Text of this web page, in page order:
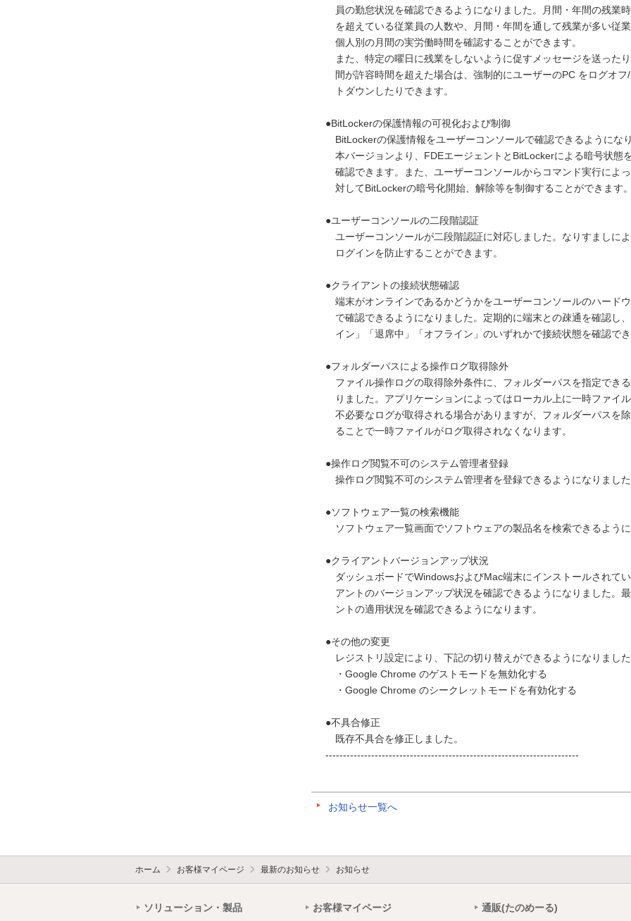
員の勤怠状況を確認できるようになりました。月間・年間の残業
を超えている従業員の人数や、月間・年間を通して残業が多い従
個人別の月間の実労働時間を確認することができます。
また、特定の曜日に残業をしないように促すメッセージを送った
間が許容時間を超えた場合は、強制的にユーザーのPC をログオフ
トダウンしたりできます。
●BitLockerの保護情報の可視化および制御
BitLockerの保護情報をユーザーコンソールで確認できるようにな
本バージョンより、FDEエージェントとBitLockerによる暗号状態
確認できます。また、ユーザーコンソールからコマンド実行によ
対してBitLockerの暗号化開始、解除等を制御することができます
●ユーザーコンソールの二段階認証
ユーザーコンソールが二段階認証に対応しました。なりすましに
ログインを防止することができます。
●クライアントの接続状態確認
端末がオンラインであるかどうかをユーザーコンソールのハード
で確認できるようになりました。定期的に端末との疎通を確認し
イン」「退席中」「オフライン」のいずれかで接続状態を確認で
●フォルダーパスによる操作ログ取得除外
ファイル操作ログの取得除外条件に、フォルダーパスを指定でき
りました。アプリケーションによってはローカル上に一時ファイ
不必要なログが取得される場合がありますが、フォルダーパスを
ることで一時ファイルがログ取得されなくなります。
●操作ログ閲覧不可のシステム管理者登録
操作ログ閲覧不可のシステム管理者を登録できるようになりまし
●ソフトウェア一覧の検索機能
ソフトウェア一覧画面でソフトウェアの製品名を検索できるよう
●クライアントバージョンアップ状況
ダッシュボードでWindowsおよびMac端末にインストールされて
アントのバージョンアップ状況を確認できるようになりました。
ントの適用状況を確認できるようになります。
●その他の変更
レジストリ設定により、下記の切り替えができるようになりまし
・Google Chrome のゲストモードを無効化する
・Google Chrome のシークレットモードを有効化する
●不具合修正
既存不具合を修正しました。
------------------------------------------------------------------------
お知らせ一覧へ
ホーム お客様マイページ 最新のお知らせ お知らせ
ソリューション・製品 お客様マイページ 通販(たのめーる)